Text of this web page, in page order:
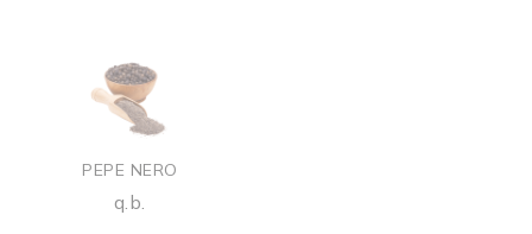
PEPE NERO
q.b.